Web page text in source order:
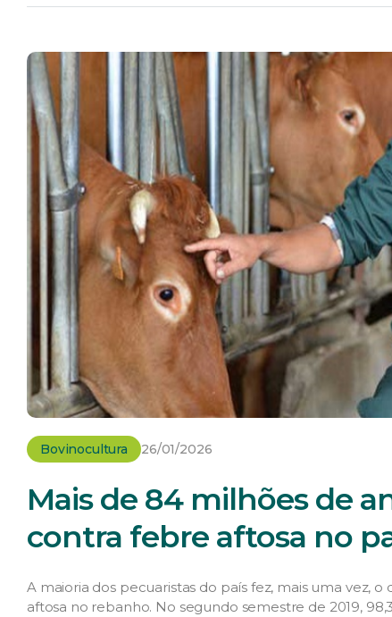
Bovinocultura 26/01/2026
Mais de 84 milhões de
contra febre aftosa no
A maioria dos pecuaristas do país fez, mais uma vez,
aftosa no rebanho. No segundo semestre de 2019,